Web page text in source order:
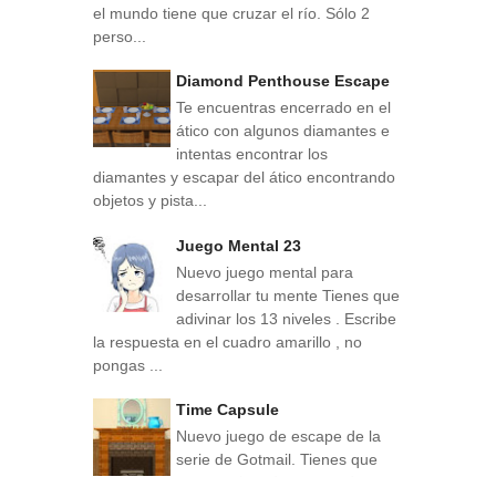
el mundo tiene que cruzar el río. Sólo 2
perso...
Diamond Penthouse Escape
Te encuentras encerrado en el
ático con algunos diamantes e
intentas encontrar los
diamantes y escapar del ático encontrando
objetos y pista...
Juego Mental 23
Nuevo juego mental para
desarrollar tu mente Tienes que
adivinar los 13 niveles . Escribe
la respuesta en el cuadro amarillo , no
pongas ...
Time Capsule
Nuevo juego de escape de la
serie de Gotmail. Tienes que